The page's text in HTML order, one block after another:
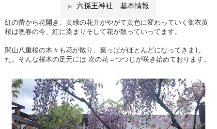
六孫王神社 基本情報
紅の蕾から花開き、黄緑の花弁がやがて黄色に変わっていく御衣黄
桜は晩春の今、紅に染まりそして花が散っていってます。
関山八重桜の木々も花が散り、葉っぱがほとんどになってきまし
た。そんな桜木の足元には 次の花＝つつじが咲き始めております。